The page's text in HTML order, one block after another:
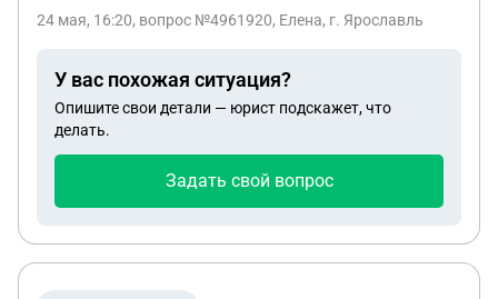
24 мая, 16:20, вопрос №4961920, Елена, г. Ярославль
У вас похожая ситуация?
Опишите свои детали — юрист подскажет, что
делать.
Задать свой вопрос